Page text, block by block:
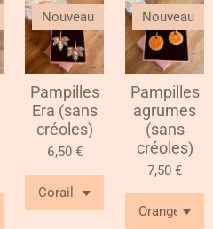
Nouveau
Pampilles
Era (sans
créoles)
6,50 €
Nouveau
Pampilles
agrumes
(sans
créoles)
7,50 €